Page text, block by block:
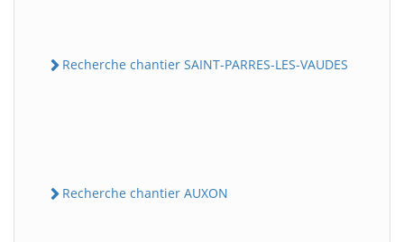
Recherche chantier SAINT-PARRES-LES-VAUDES
Recherche chantier AUXON